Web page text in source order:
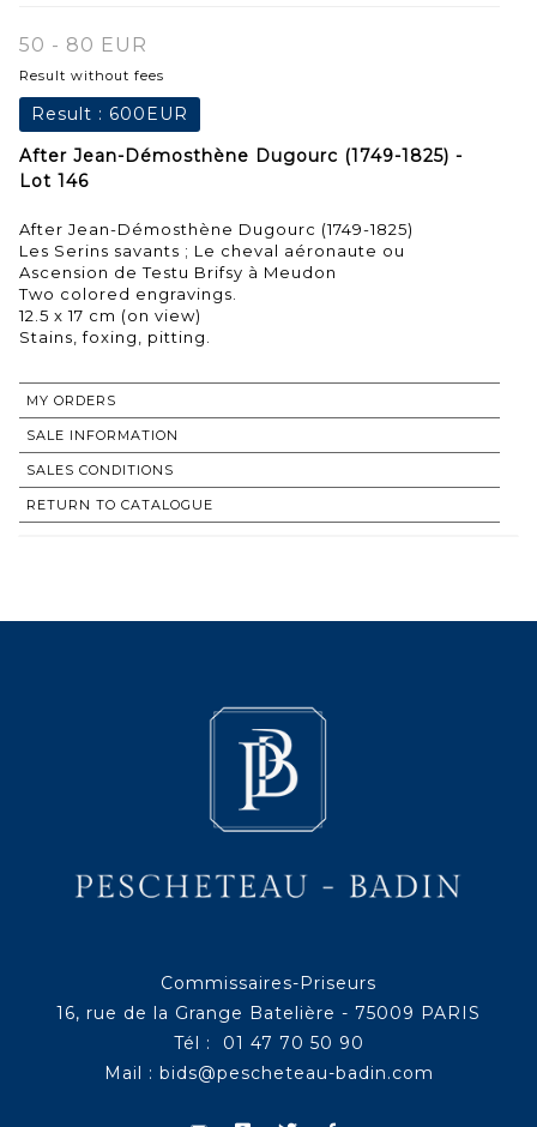
50 - 80 EUR
Result without fees
Result : 600EUR
After Jean-Démosthène Dugourc (1749-1825) -
Lot 146
After Jean-Démosthène Dugourc (1749-1825)
Les Serins savants ; Le cheval aéronaute ou
Ascension de Testu Brifsy à Meudon
Two colored engravings.
12.5 x 17 cm (on view)
Stains, foxing, pitting.
MY ORDERS
SALE INFORMATION
SALES CONDITIONS
RETURN TO CATALOGUE
Commissaires-Priseurs
16, rue de la Grange Batelière - 75009 PARIS
Tél : 01 47 70 50 90
Mail : bids@pescheteau-badin.com